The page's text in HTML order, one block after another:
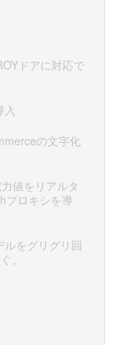
ドアに対応で
の文字化
値をリアルタ
プロキシを導
をグリグリ回
。